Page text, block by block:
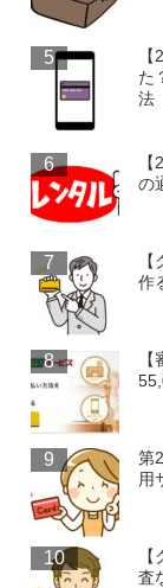
た
法
の
作
第
用
査